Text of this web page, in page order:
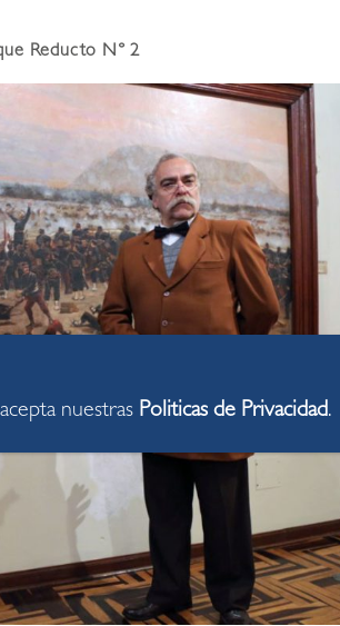
Reducto N° 2
nuestras Politicas de Privacidad.